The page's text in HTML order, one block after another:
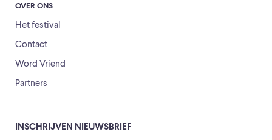
OVER ONS
Het festival
Contact
Word Vriend
Partners
INSCHRIJVEN NIEUWSBRIEF